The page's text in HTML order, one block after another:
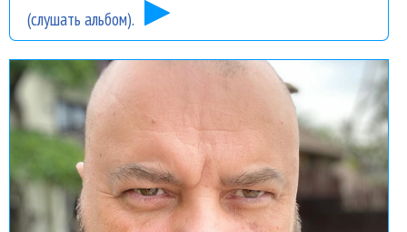
(слушать альбом).